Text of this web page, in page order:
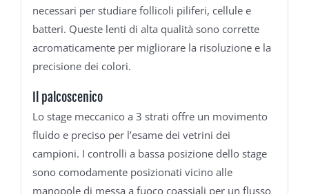
necessari per studiare follicoli piliferi, cellule e
batteri. Queste lenti di alta qualità sono corrette
acromaticamente per migliorare la risoluzione e la
precisione dei colori.
Il palcoscenico
Lo stage meccanico a 3 strati offre un movimento
fluido e preciso per l’esame dei vetrini dei
campioni. I controlli a bassa posizione dello stage
sono comodamente posizionati vicino alle
manopole di messa a fuoco coassiali per un flusso